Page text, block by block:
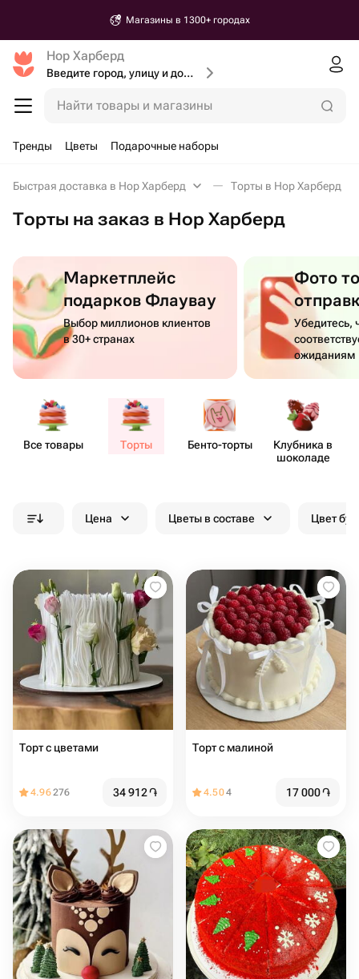
Магазины в 1300+ городах
Нор Харберд
Введите город, улицу и дом доставки
Найти товары и магазины
Тренды Цветы Подарочные наборы
Быстрая доставка в Нор Харберд Торты в Нор Харберд
Торты на заказ в Нор Харберд
Маркетплейс
подарков Флаувау
Выбор миллионов клиентов
в 30+ странах
Фото
Убедитесь,
ожиданиям
Все товары Торты Бенто​-торты
Клубника в
шоколаде
Цена Цветы в составе Цвет
Торт с цветами
4.96276 34 912֏
Торт с малиной
4.504 17 000֏